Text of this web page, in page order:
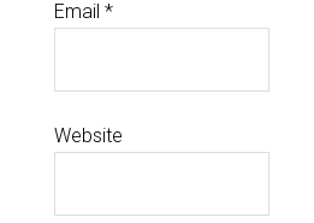
Email *
Website